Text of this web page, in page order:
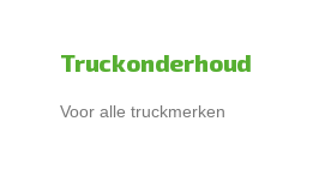
Truckonderhoud
Voor alle truckmerken